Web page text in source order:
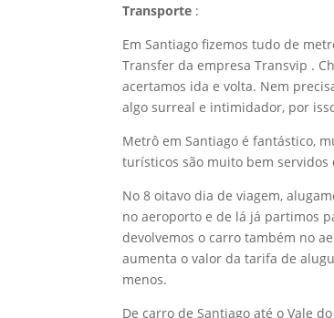
Transporte :
Em Santiago fizemos tudo de
Transfer da empresa Transvip .
acertamos ida e volta. Nem
algo surreal e intimidador, por
Metrô em Santiago é fantástico,
turísticos são muito bem servidos
No 8 oitavo dia de viagem,
no aeroporto e de lá já partimos
devolvemos o carro também no
aumenta o valor da tarifa de
menos.
De carro de Santiago até o Vale